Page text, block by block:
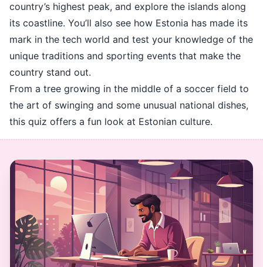
country’s highest peak, and explore the islands along
its coastline. You’ll also see how Estonia has made its
mark in the tech world and test your knowledge of the
unique traditions and sporting events that make the
country stand out.
From a tree growing in the middle of a soccer field to
the art of swinging and some unusual national dishes,
this quiz offers a fun look at Estonian culture.